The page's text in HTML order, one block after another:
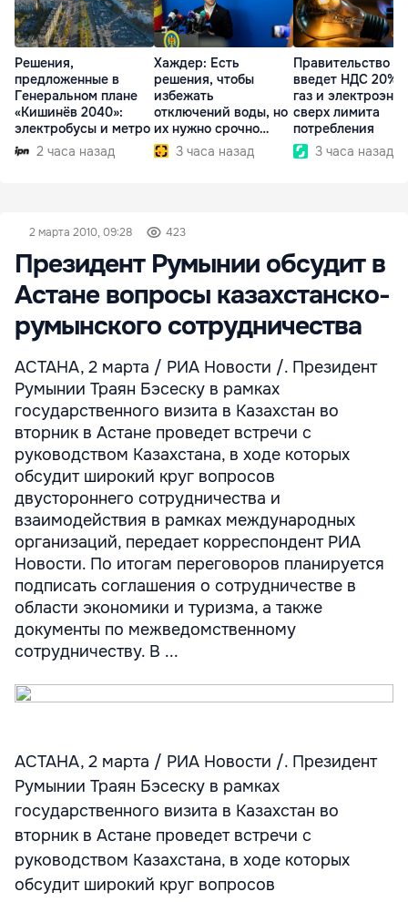
Решения,
предложенные в
Генеральном плане
«Кишинёв 2040»:
электробусы и метро
2 часа назад
Хаждер: Есть
решения, чтобы
избежать
отключений воды, но
их нужно срочно
внедрить
3 часа назад
Правительство
введет НДС 20%
газ и
сверх лимита
потребления
3 часа назад
2 марта 2010, 09:28 423
Президент Румынии обсудит в
Астане вопросы казахстанско-
румынского сотрудничества
АСТАНА, 2 марта / РИА Новости /. Президент
Румынии Траян Бэсеску в рамках
государственного визита в Казахстан во
вторник в Астане проведет встречи с
руководством Казахстана, в ходе которых
обсудит широкий круг вопросов
двустороннего сотрудничества и
взаимодействия в рамках международных
организаций, передает корреспондент РИА
Новости. По итогам переговоров планируется
подписать соглашения о сотрудничестве в
области экономики и туризма, а также
документы по межведомственному
сотрудничеству. В ...
АСТАНА, 2 марта / РИА Новости /. Президент
Румынии Траян Бэсеску в рамках
государственного визита в Казахстан во
вторник в Астане проведет встречи с
руководством Казахстана, в ходе которых
обсудит широкий круг вопросов